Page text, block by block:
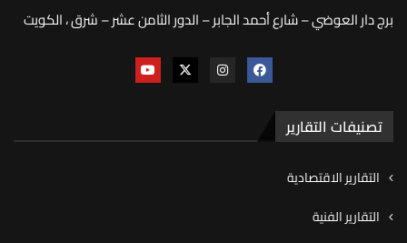
برج دار العوضي – شارع أحمد الجابر – الدور الثامن عشر – شرق ، الكويت
تصنيفات التقارير
التقارير الاقتصادية
التقارير الفنية